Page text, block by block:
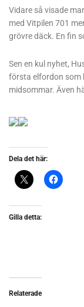
Vidare så visade
med Vitpilen 701
grövre däck. En fin
Sen en kul nyhet,
första elfordon som
midsommar. Även
Dela det här:
Gilla detta:
Relaterade